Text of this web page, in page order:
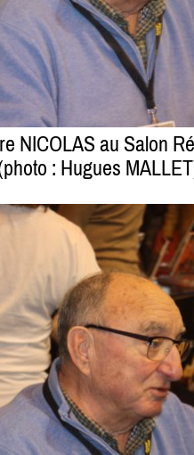
NICOLAS au Salon
: Hugues